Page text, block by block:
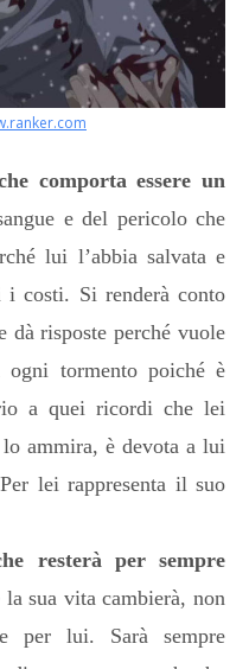
comporta essere un
e del pericolo che
lui l’abbia salvata e
costi. Si renderà conto
dà risposte perché vuole
tormento poiché è
a quei ricordi che lei
ammira, è devota a lui
lei rappresenta il suo
resterà per sempre
la sua vita cambierà, non
per lui. Sarà sempre